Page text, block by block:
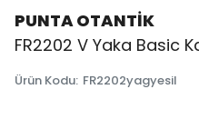
PUNTA OTANTİK
FR2202 V Yaka Basic
Ürün Kodu: FR2202yagyesil